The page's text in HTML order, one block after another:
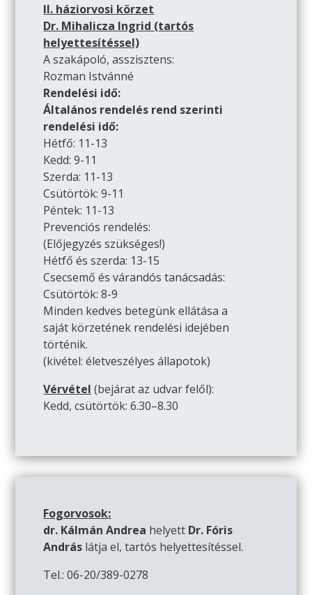
II. háziorvosi körzet
Dr. Mihalicza Ingrid (tartós
helyettesítéssel)
A szakápoló, asszisztens:
Rozman Istvánné
Rendelési idő:
Általános rendelés rend szerinti
rendelési idő:
Hétfő: 11-13
Kedd: 9-11
Szerda: 11-13
Csütörtök: 9-11
Péntek: 11-13
Prevenciós rendelés:
(Előjegyzés szükséges!)
Hétfő és szerda: 13-15
Csecsemő és várandós tanácsadás:
Csütörtök: 8-9
Minden kedves betegünk ellátása a
saját körzetének rendelési idejében
történik.
(kivétel: életveszélyes állapotok)
Vérvétel (bejárat az udvar felől):
Kedd, csütörtök: 6.30–8.30
Fogorvosok:
dr. Kálmán Andrea helyett Dr. Fóris
András látja el, tartós helyettesítéssel.
Tel.: 06-20/389-0278